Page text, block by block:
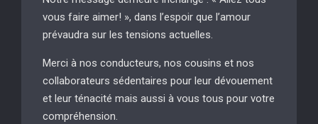
vous faire aimer! », dans l’espoir que l’amour
prévaudra sur les tensions actuelles.
Merci à nos conducteurs, nos cousins et nos
collaborateurs sédentaires pour leur dévouement
et leur ténacité mais aussi à vous tous pour votre
compréhension.